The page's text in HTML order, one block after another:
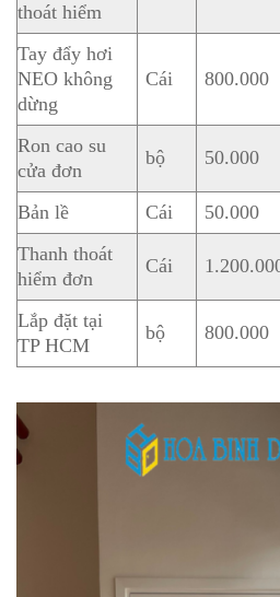
thoát hiểm
Tay đẩy hơi
NEO không
dừng
Cái 800.000
Ron cao su
cửa đơn
bộ 50.000
Bản lề Cái 50.000
Thanh thoát
hiểm đơn
Cái
Lắp đặt tại
TP HCM
bộ 800.000